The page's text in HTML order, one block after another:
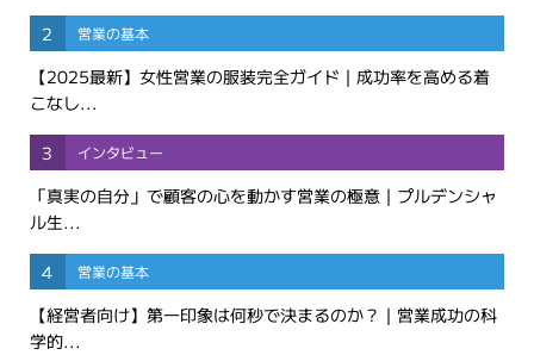
2 営業の基本
【2025最新】女性営業の服装完全ガイド｜成功率を高める着
こなし...
3 インタビュー
「真実の自分」で顧客の心を動かす営業の極意｜プルデンシャ
ル生...
4 営業の基本
【経営者向け】第一印象は何秒で決まるのか？｜営業成功の科
学的...